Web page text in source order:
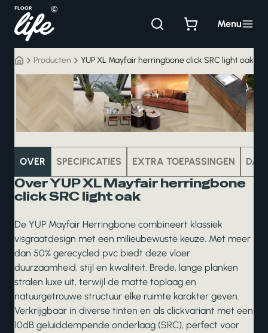
inhoud
Menu
Producten YUP XL Mayfair herringbone click SRC light oak
OVER SPECIFICATIES EXTRA TOEPASSINGEN
Over YUP XL Mayfair herringbone
click SRC light oak
De YUP Mayfair Herringbone combineert klassiek
visgraatdesign met een milieubewuste keuze. Met meer
dan 50% gerecycled pvc biedt deze vloer
duurzaamheid, stijl en kwaliteit. Brede, lange planken
stralen luxe uit, terwijl de matte toplaag en
natuurgetrouwe structuur elke ruimte karakter geven.
Verkrijgbaar in diverse tinten en als clickvariant met een
10dB geluiddempende onderlaag (SRC), perfect voor